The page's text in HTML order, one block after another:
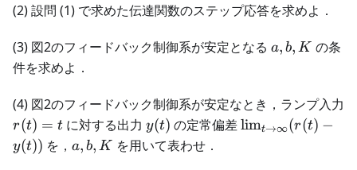
(2) 設問 (1) で求めた伝達関数のステップ応答を求めよ．
(3) 図2のフィードバック制御系が安定となる a,
a, b, K の条
件を求めよ．
(4) 図2のフィードバック制御系が安定なとき，ランプ入力
r(t)
= t
r(t) = t に対する出力y(t)
y(t) の定常偏差limt→∞(r(t) −
y(t)) を， a,
a, b, K を用いて表わせ．